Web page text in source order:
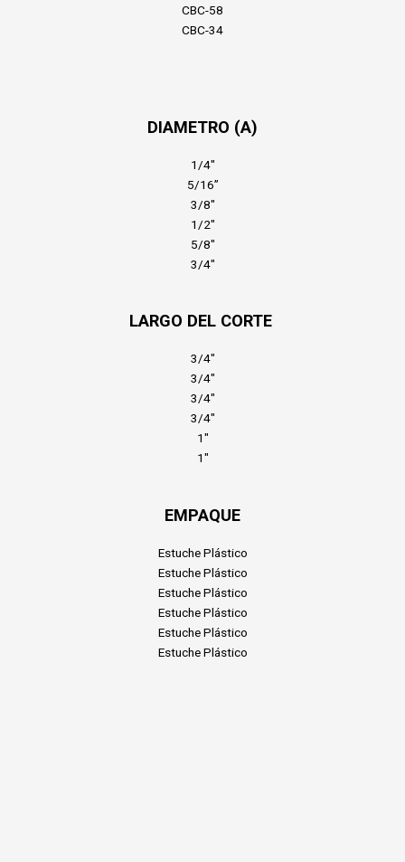
CBC-58
CBC-34
DIAMETRO (A)
1/4″
5/16”
3/8″
1/2″
5/8″
3/4″
LARGO DEL CORTE
3/4″
3/4″
3/4″
3/4″
1″
1″
EMPAQUE
Estuche Plástico
Estuche Plástico
Estuche Plástico
Estuche Plástico
Estuche Plástico
Estuche Plástico